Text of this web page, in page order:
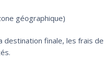
géographique)
destination finale, les frais de